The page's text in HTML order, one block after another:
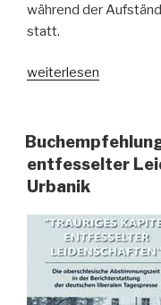
während der
statt.
„Museum
Aufstände
in
Świętochłowice
weiterlesen
entfesselter
Urbanik